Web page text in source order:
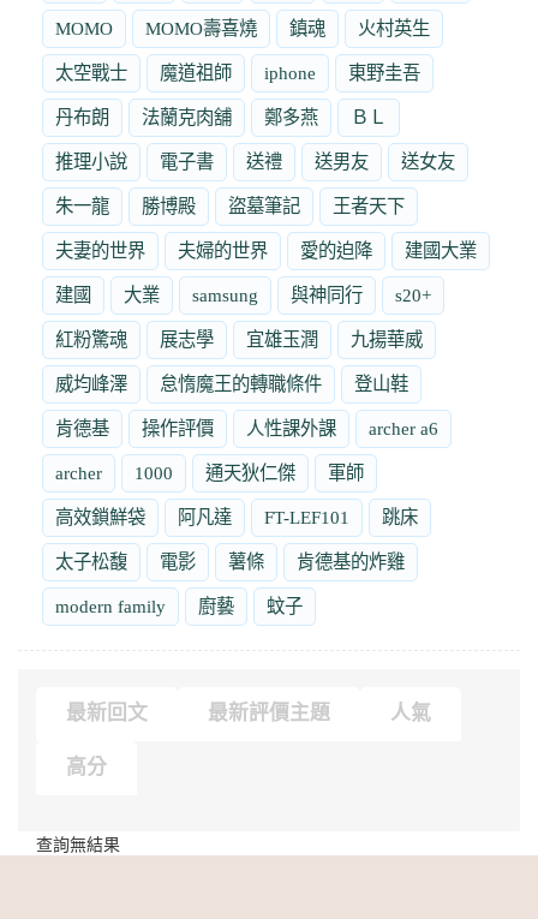
MOMO MOMO壽喜燒 鎮魂 火村英生
太空戰士 魔道祖師 iphone 東野圭吾
丹布朗 法蘭克肉舖 鄭多燕 ＢＬ
推理小說 電子書 送禮 送男友 送女友
朱一龍 勝博殿 盜墓筆記 王者天下
夫妻的世界 夫婦的世界 愛的迫降 建國大業
建國 大業 samsung 與神同行 s20+
紅粉驚魂 展志學 宜雄玉潤 九揚華威
威均峰澤 怠惰魔王的轉職條件 登山鞋
肯德基 操作評價 人性課外課 archer a6
archer 1000 通天狄仁傑 軍師
高效鎖鮮袋 阿凡達 FT-LEF101 跳床
太子松馥 電影 薯條 肯德基的炸雞
modern family 廚藝 蚊子
最新回文 最新評價主題 人氣
高分
查詢無結果